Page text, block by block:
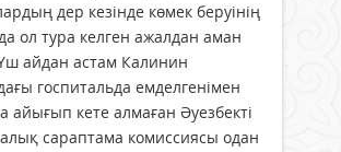
дер кезінде көмек беруінің
ол тура келген ажалдан аман
айдан астам Калинин
госпитальда емделгенімен
айығып кете алмаған Әуезбекті
сараптама комиссиясы одан